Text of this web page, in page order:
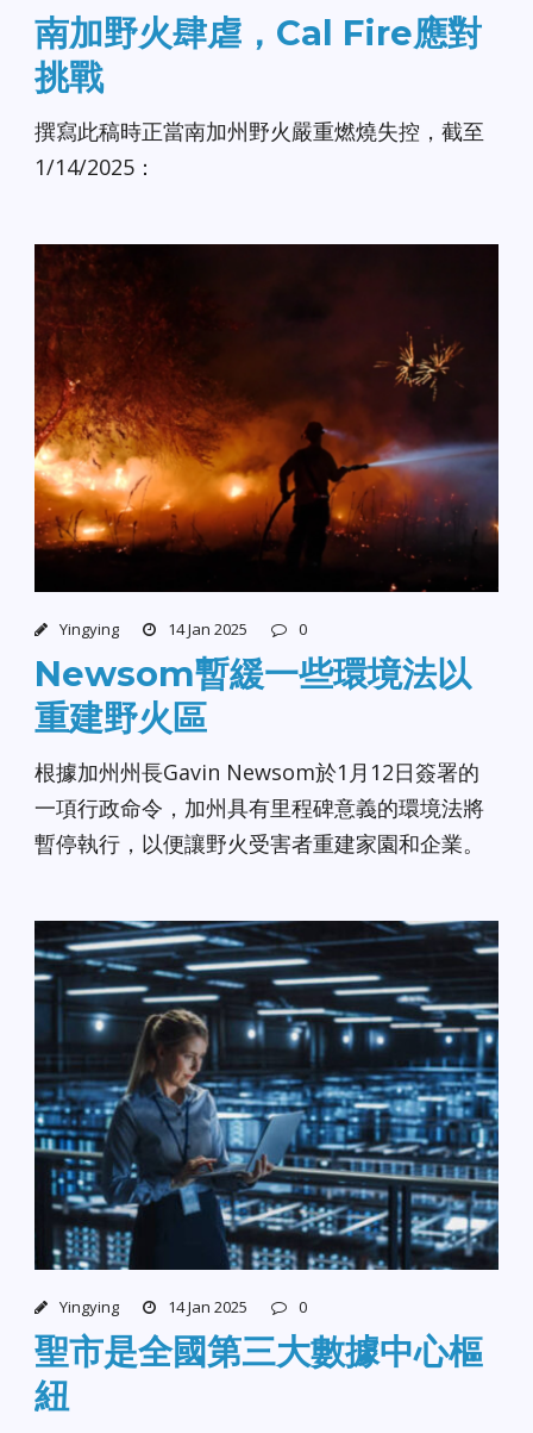
南加野火肆虐，Cal Fire應對
挑戰
撰寫此稿時正當南加州野火嚴重燃燒失控，截至
1/14/2025：
Yingying 14 Jan 2025 0
Newsom暫緩一些環境法以
重建野火區
根據加州州長Gavin Newsom於1月12日簽署的
一項行政命令，加州具有里程碑意義的環境法將
暫停執行，以便讓野火受害者重建家園和企業。
Yingying 14 Jan 2025 0
聖市是全國第三大數據中心樞
紐